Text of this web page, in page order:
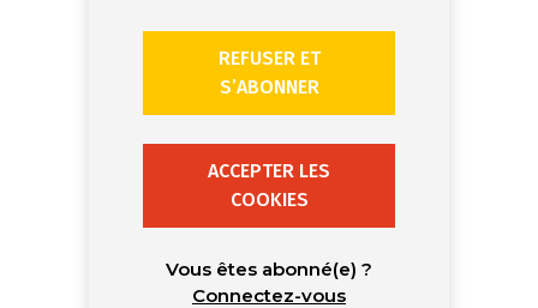
REFUSER ET
S’ABONNER
ACCEPTER LES
COOKIES
Vous êtes abonné(e) ?
Connectez-vous